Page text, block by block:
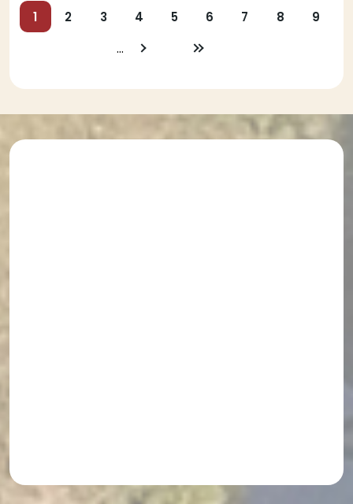
Oldalszámozás
Jelenlegi
oldal
1 Oldal
2 Oldal
3 Oldal
4 Oldal
5 Oldal
6 Oldal
7 Oldal
8 Oldal
9
… Következő
Utolsó